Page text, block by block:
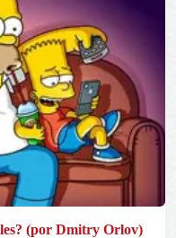
(por Dmitry Orlov)